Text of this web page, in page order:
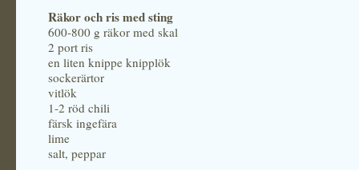
Räkor och ris med sting
600-800 g räkor med skal
2 port ris
en liten knippe knipplök
sockerärtor
vitlök
1-2 röd chili
färsk ingefära
lime
salt, peppar